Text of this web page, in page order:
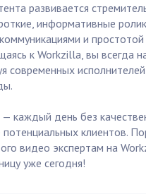
развивается
информативные
и простотой
к Workzilla, вы всегда
современных
каждый день без
клиентов.
видео экспертам на
уже сегодня!